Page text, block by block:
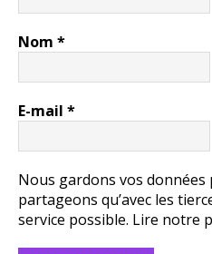
Nom *
E-mail *
Nous gardons vos données
partageons qu’avec les
service possible. Lire notre